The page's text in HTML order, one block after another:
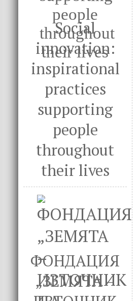
Social
innovation:
inspirational
practices
supporting
people
throughout
their lives
ФОНДАЦИЯ
„ЗЕМЯТА –